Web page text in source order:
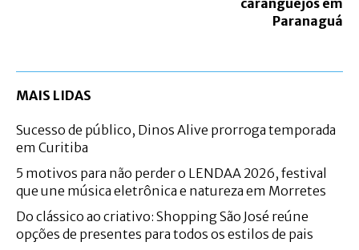
Paranaguá
MAIS LIDAS
Sucesso de público, Dinos Alive prorroga temporada
em Curitiba
5 motivos para não perder o LENDAA 2026, festival
que une música eletrônica e natureza em Morretes
Do clássico ao criativo: Shopping São José reúne
opções de presentes para todos os estilos de pais